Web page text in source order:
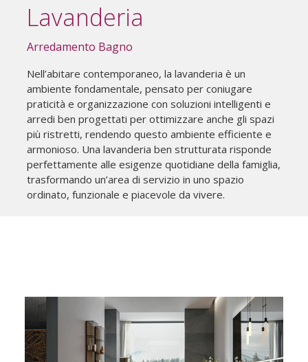
Lavanderia
Arredamento Bagno
Nell’abitare contemporaneo, la lavanderia è un
ambiente fondamentale, pensato per coniugare
praticità e organizzazione con soluzioni intelligenti e
arredi ben progettati per ottimizzare anche gli spazi
più ristretti, rendendo questo ambiente efficiente e
armonioso. Una lavanderia ben strutturata risponde
perfettamente alle esigenze quotidiane della famiglia,
trasformando un’area di servizio in uno spazio
ordinato, funzionale e piacevole da vivere.